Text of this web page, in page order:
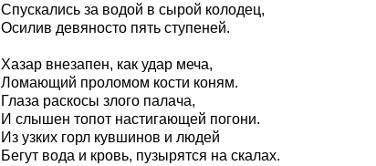
Спускались за водой в сырой колодец,
Осилив девяносто пять ступеней.
Хазар внезапен, как удар меча,
Ломающий проломом кости коням.
Глаза раскосы злого палача,
И слышен топот настигающей погони.
Из узких горл кувшинов и людей
Бегут вода и кровь, пузырятся на скалах.